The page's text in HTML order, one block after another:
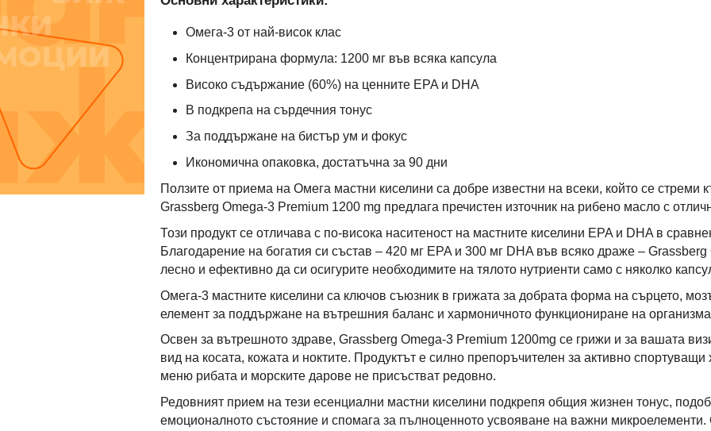
Омега-3 от най-висок клас
Концентрирана формула: 1200 мг във всяка капсула
Високо съдържание (60%) на ценните EPA и DHA
В подкрепа на сърдечния тонус
За поддържане на бистър ум и фокус
Икономична опаковка, достатъчна за 90 дни
Ползите от приема на Омега мастни киселини са добре известни на всеки, който се стреми
Grassberg Omega-3 Premium 1200 mg предлага пречистен източник на рибено масло с
Този продукт се отличава с по-висока наситеност на мастните киселини EPA и DHA в
Благодарение на богатия си състав – 420 мг EPA и 300 мг DHA във всяко драже –
лесно и ефективно да си осигурите необходимите на тялото нутриенти само с няколко
Омега-3 мастните киселини са ключов съюзник в грижата за добрата форма на сърцето,
елемент за поддържане на вътрешния баланс и хармоничното функциониране на
Освен за вътрешното здраве, Grassberg Omega-3 Premium 1200mg се грижи и за вашата
вид на косата, кожата и ноктите. Продуктът е силно препоръчителен за активно спортуващи
меню рибата и морските дарове не присъстват редовно.
Редовният прием на тези есенциални мастни киселини подкрепя общия жизнен тонус,
емоционалното състояние и спомага за пълноценното усвояване на важни